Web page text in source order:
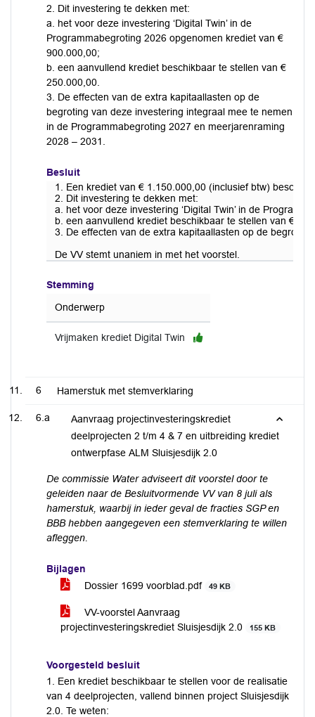
2. Dit investering te dekken met:
a. het voor deze investering ‘Digital Twin’ in de
Programmabegroting 2026 opgenomen krediet van €
900.000,00;
b. een aanvullend krediet beschikbaar te stellen van €
250.000,00.
3. De effecten van de extra kapitaallasten op de
begroting van deze investering integraal mee te nemen
in de Programmabegroting 2027 en meerjarenraming
2028 – 2031.
Besluit
1. Een krediet van € 1.150.000,00 (inclusief btw)
2. Dit investering te dekken met:
a. het voor deze investering ‘Digital Twin’ in de
b. een aanvullend krediet beschikbaar te stellen van €
3. De effecten van de extra kapitaallasten op de
De VV stemt unaniem in met het voorstel.
Stemming
Onderwerp
Vrijmaken krediet Digital Twin
6 Hamerstuk met stemverklaring
6.a
Aanvraag projectinvesteringskrediet
deelprojecten 2 t/m 4 & 7 en uitbreiding krediet
ontwerpfase ALM Sluisjesdijk 2.0
De commissie Water adviseert dit voorstel door te
geleiden naar de Besluitvormende VV van 8 juli als
hamerstuk, waarbij in ieder geval de fracties SGP en
BBB hebben aangegeven een stemverklaring te willen
afleggen.
Bijlagen
Dossier 1699 voorblad.pdf
49 KB
VV-voorstel Aanvraag
projectinvesteringskrediet Sluisjesdijk 2.0
155 KB
Voorgesteld besluit
1. Een krediet beschikbaar te stellen voor de realisatie
van 4 deelprojecten, vallend binnen project Sluisjesdijk
2.0. Te weten: